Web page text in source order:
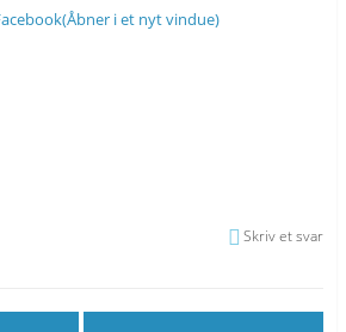
i et nyt vindue)
Skriv et svar